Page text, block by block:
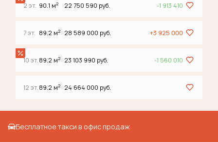
2 эт. 90.1 м2 22 750 590 руб. -1 913 410
7 эт. 89.2 м2 28 589 000 руб. +3 925 000
10 эт.89.2 м2 23 103 990 руб. -1 560 010
12 эт.89.2 м2 24 664 000 руб.
Бесплатное такси в офис продаж